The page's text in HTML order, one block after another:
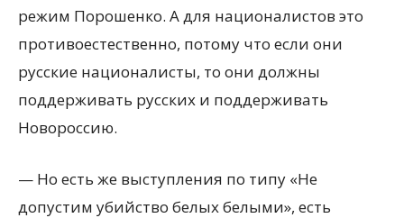
режим Порошенко. А для националистов это
противоестественно, потому что если они
русские националисты, то они должны
поддерживать русских и поддерживать
Новороссию.
— Но есть же выступления по типу «Не
допустим убийство белых белыми», есть